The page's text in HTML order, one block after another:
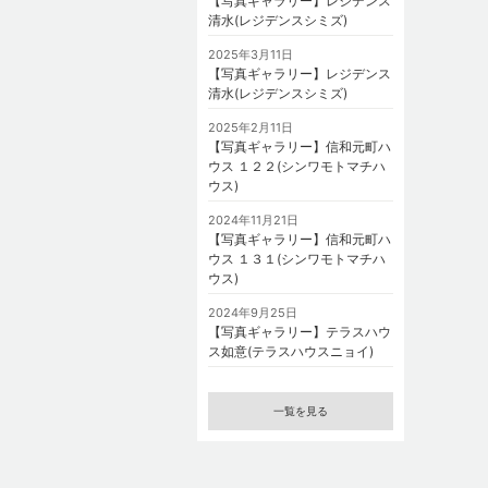
清水(レジデンスシミズ)
2025年3月11日
【写真ギャラリー】レジデンス
清水(レジデンスシミズ)
2025年2月11日
【写真ギャラリー】信和元町ハ
ウス １２２(シンワモトマチハ
ウス)
2024年11月21日
【写真ギャラリー】信和元町ハ
ウス １３１(シンワモトマチハ
ウス)
2024年9月25日
【写真ギャラリー】テラスハウ
ス如意(テラスハウスニョイ)
一覧を見る